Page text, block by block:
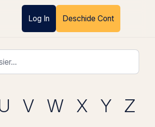
Log In Deschide Cont
V W X Y Z